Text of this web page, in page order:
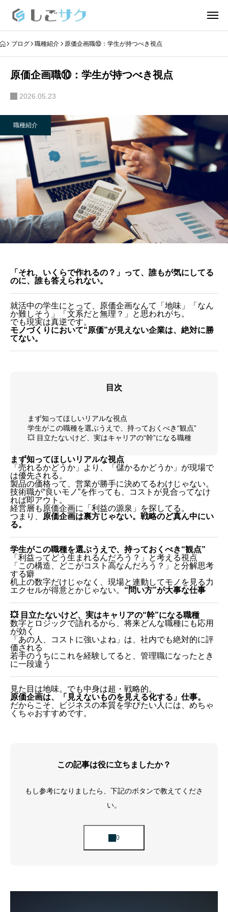
ブログ 職種紹介 原価企画職⑩：学生が持つべき視点
原価企画職⑩：学生が持つべき視点
2026.05.23
職種紹介
「それ、いくらで作れるの？」って、誰もが気にしてる
のに、誰も答えられない。
就活中の学生にとって、原価企画なんて「地味」「なん
か難しそう」「文系だと無理？」と思われがち。
でも現実は真逆です。
モノづくりにおいて“原価”が見えない企業は、絶対に勝
てない。
目次
まず知ってほしいリアルな視点
学生がこの職種を選ぶうえで、持っておくべき“観点”
💥 目立たないけど、実はキャリアの“幹”になる職種
まず知ってほしいリアルな視点
「売れるかどうか」より、「儲かるかどうか」が現場で
は優先される。
製品の価格って、営業が勝手に決めてるわけじゃない。
技術職が“良いモノ”を作っても、コストが見合ってなけ
れば即アウト。
経営層も原価企画に「利益の源泉」を探してる。
つまり、 原価企画は裏方じゃない。戦略のど真ん中にい
る。
学生がこの職種を選ぶうえで、持っておくべき“観点”
「利益ってどう生まれるんだろう？」と考える視点
「この構造、どこがコスト高なんだろう？」と分解思考
する癖
机上の数字だけじゃなく、現場と連動してモノを見る力
エクセルが得意とかじゃない。 “問い方”が大事な仕事
💥 目立たないけど、実はキャリアの“幹”になる職種
数字とロジックで語れるから、将来どんな職種にも応用
が効く
「あの人、コストに強いよね」は、社内でも絶対的に評
価される
若手のうちにこれを経験してると、管理職になったとき
に一段違う
見た目は地味。でも中身は超・戦略的。
原価企画は、「見えないものを見える化する」仕事。
だからこそ、ビジネスの本質を学びたい人には、めちゃ
くちゃおすすめです。
この記事は役に立ちましたか？
もし参考になりましたら、下記のボタンで教えてくださ
い。